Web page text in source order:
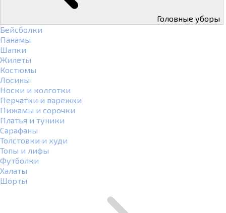
Головные уборы
Бейсболки
Панамы
Шапки
Жилеты
Костюмы
Лосины
Носки и колготки
Перчатки и варежки
Пижамы и сорочки
Платья и туники
Сарафаны
Толстовки и худи
Топы и лифы
Футболки
Халаты
Шорты